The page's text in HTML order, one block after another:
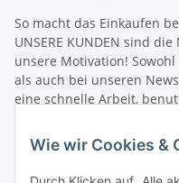
So macht das Einkaufen
UNSERE KUNDEN sind
unsere Motivation!
als auch bei unseren
eine schnelle Arbeit,
Unsere Mitarbeiter
Wissen und helfen jedem
uns über die
Zusammenarbeit mit
Wie wir Cookies &